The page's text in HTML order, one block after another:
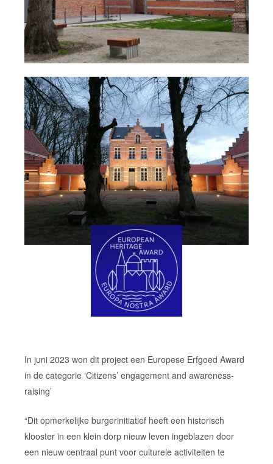
In juni 2023 won dit project een Europese Erfgoed Award
in de categorie ‘Citizens’ engagement and awareness-
raising’
“Dit opmerkelijke burgerinitiatief heeft een historisch
klooster in een klein dorp nieuw leven ingeblazen door
een nieuw centraal punt voor culturele activiteiten te